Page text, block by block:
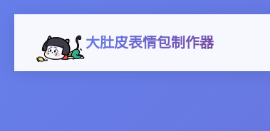
大肚皮表情包制作器